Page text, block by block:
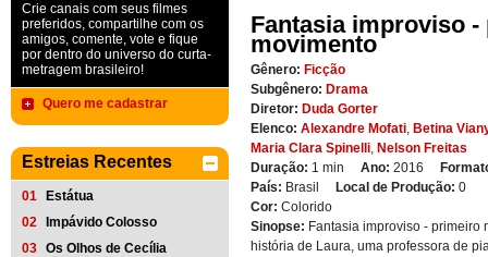
Crie canais com seus filmes
preferidos, compartilhe com os
amigos, comente, vote e fique
por dentro do universo do curta-
metragem brasileiro!
Quero me cadastrar
Estreias Recentes
01
Estátua
02
Impávido Colosso
03 Os Olhos de Cecília
Fantasia improviso
movimento
Gênero: Ficção
Subgênero: Drama
Diretor: Duda Gorter
Elenco: Alexandre Mofati, Betina
Maria Clara Spinelli, Nelson Freitas
Duração: 1 min Ano: 2016
País: Brasil Local de Produção: 0
Cor: Colorido
Sinopse: Fantasia improviso - primeiro
história de Laura, uma professora de